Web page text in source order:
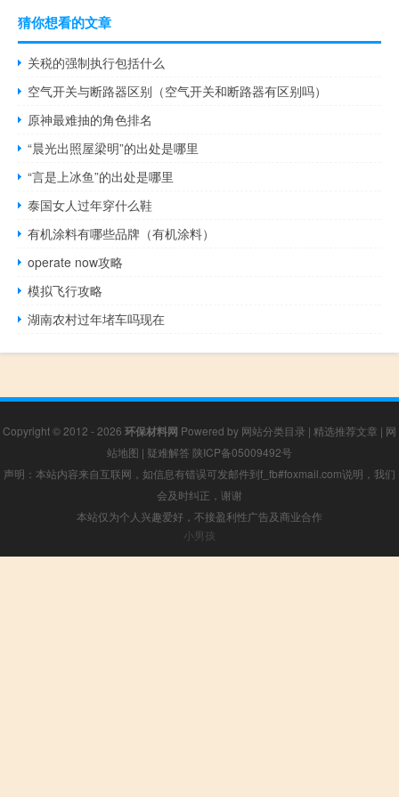
猜你想看的文章
关税的强制执行包括什么
空气开关与断路器区别（空气开关和断路器有区别吗）
原神最难抽的角色排名
“晨光出照屋梁明”的出处是哪里
“言是上冰鱼”的出处是哪里
泰国女人过年穿什么鞋
有机涂料有哪些品牌（有机涂料）
operate now攻略
模拟飞行攻略
湖南农村过年堵车吗现在
Copyright © 2012 - 2026 环保材料网 Powered by 网站分类目录 | 精选推荐文章 | 网
站地图 | 疑难解答 陕ICP备05009492号
声明：本站内容来自互联网，如信息有错误可发邮件到f_fb#foxmail.com说明，我们
会及时纠正，谢谢
本站仅为个人兴趣爱好，不接盈利性广告及商业合作
小男孩